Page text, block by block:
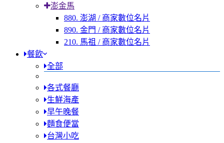
澎金馬
880. 澎湖 / 商家數位名片
890. 金門 / 商家數位名片
210. 馬祖 / 商家數位名片
餐飲
全部
各式餐廳
生鮮海產
早午晚餐
麵食便當
台灣小吃